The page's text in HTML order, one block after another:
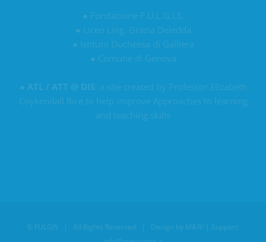
● Fondazione F.U.L.G.I.S.
● Liceo Ling. Grazia Deledda
● Istituto Duchessa di Galliera
● Comune di Genova
● ATL / ATT @ DIS : a site created by Professor Elizabeth
Coykendall Rice to help improve Approaches to learning
and teaching skills
© FULGIS | All Rights Reserved | Design by M&R/ | Support: